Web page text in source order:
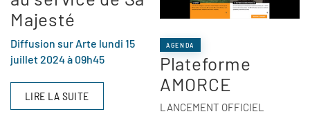
Majesté
Diffusion sur Arte lundi 15
juillet 2024 à 09h45
LIRE LA SUITE
AGENDA
Plateforme
AMORCE
LANCEMENT OFFICIEL